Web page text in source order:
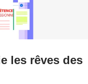
les rêves des